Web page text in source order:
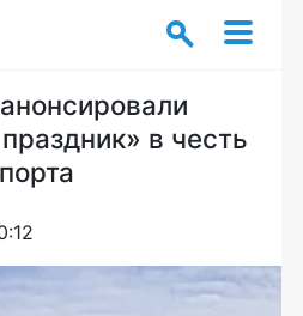
в честь